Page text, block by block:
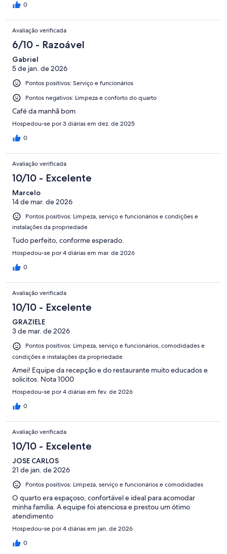
0
Avaliação verificada
6/10 - Razoável
Gabriel
5 de jan. de 2026
Pontos positivos: Serviço e funcionários
Pontos negativos: Limpeza e conforto do quarto
Café da manhã bom
Hospedou-se por 3 diárias em dez. de 2025
0
Avaliação verificada
10/10 - Excelente
Marcelo
14 de mar. de 2026
Pontos positivos: Limpeza, serviço e funcionários e condições e
instalações da propriedade
Tudo perfeito, conforme esperado.
Hospedou-se por 4 diárias em mar. de 2026
0
Avaliação verificada
10/10 - Excelente
GRAZIELE
3 de mar. de 2026
Pontos positivos: Limpeza, serviço e funcionários, comodidades e
condições e instalações da propriedade
Amei! Equipe da recepção e do restaurante muito educados e
solicitos. Nota 1000
Hospedou-se por 4 diárias em fev. de 2026
0
Avaliação verificada
10/10 - Excelente
JOSE CARLOS
21 de jan. de 2026
Pontos positivos: Limpeza, serviço e funcionários e comodidades
O quarto era espaçoso, confortável e ideal para acomodar
minha família. A equipe foi atenciosa e prestou um ótimo
atendimento
Hospedou-se por 4 diárias em jan. de 2026
0